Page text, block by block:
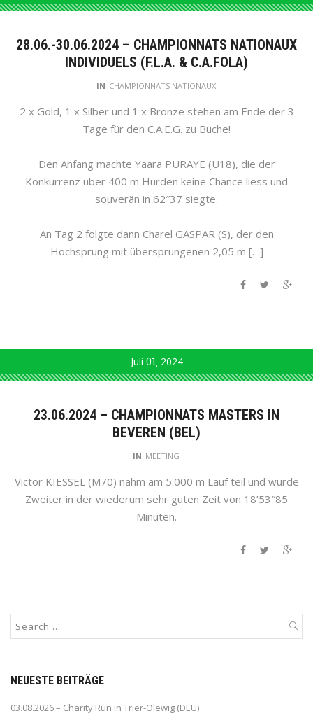
28.06.-30.06.2024 – CHAMPIONNATS NATIONAUX
INDIVIDUELS (F.L.A. & C.A.FOLA)
IN CHAMPIONNATS NATIONAUX
2 x Gold, 1 x Silber und 1 x Bronze stehen am Ende der 3
Tage für den C.A.E.G. zu Buche!
Den Anfang machte Yaara PURAYE (U18), die der
Konkurrenz über 400 m Hürden keine Chance liess und
souverän in 62″37 siegte.
An Tag 2 folgte dann Charel GASPAR (S), der den
Hochsprung mit übersprungenen 2,05 m […]
Juli 01 2024
23.06.2024 – CHAMPIONNATS MASTERS IN
BEVEREN (BEL)
IN MEETING
Victor KIESSEL (M70) nahm am 5.000 m Lauf teil und wurde
Zweiter in der wiederum sehr guten Zeit von 18’53″85
Minuten.
NEUESTE BEITRÄGE
03.08.2026 – Charity Run in Trier-Olewig (DEU)